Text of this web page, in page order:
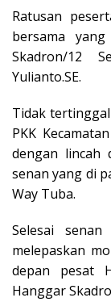
Ratusan
bersama
Skadron/12
Yulianto.SE.
Tidak
PKK
dengan lincah
senan yang di
Way Tuba.
Selesai
melepaskan
depan pesat
Hanggar